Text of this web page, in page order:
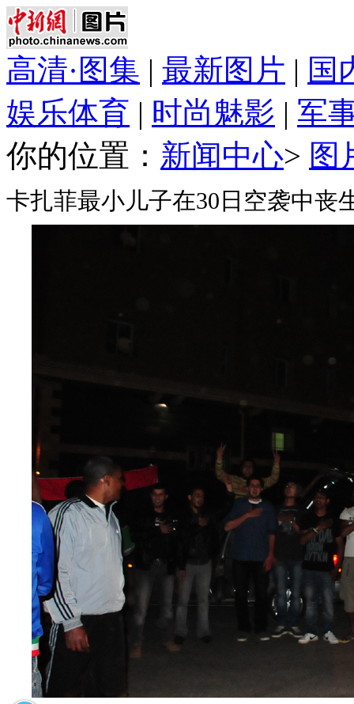
高清·图集 | 最新图片 | 国
娱乐体育 | 时尚魅影 | 军
你的位置： 新闻中心> 图
卡扎菲最小儿子在30日空袭中丧